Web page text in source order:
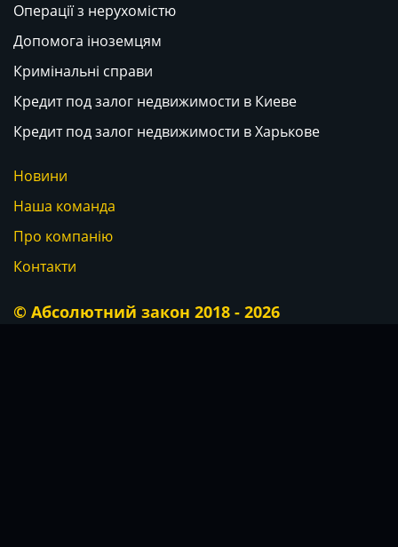
Операції з нерухомістю
Допомога іноземцям
Кримінальні справи
Кредит под залог недвижимости в Киеве
Кредит под залог недвижимости в Харькове
Новини
Наша команда
Про компанію
Контакти
© Абсолютний закон 2018 - 2026